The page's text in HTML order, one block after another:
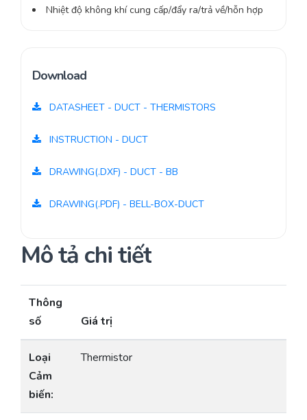
Nhiệt độ không khí cung cấp/đẩy ra/trả về/hỗn hợp
Download
DATASHEET - DUCT - THERMISTORS
INSTRUCTION - DUCT
DRAWING(.DXF) - DUCT - BB
DRAWING(.PDF) - BELL-BOX-DUCT
Mô tả chi tiết
Thông
số
Giá trị
Loại
Cảm
biến:
Thermistor